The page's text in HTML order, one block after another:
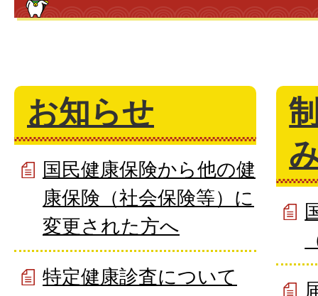
お知らせ
国民健康保険から他の健
康保険（社会保険等）に
変更された方へ
特定健康診査について